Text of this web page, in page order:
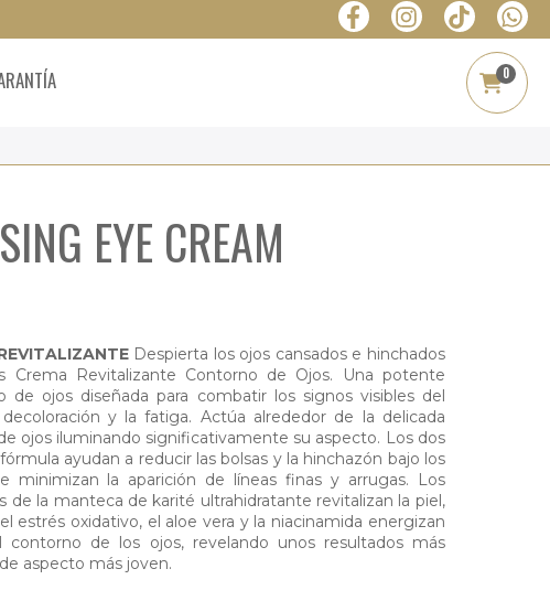
0
EYE CREAM
Despierta los ojos cansados e hinchados
Crema Revitalizante Contorno de Ojos. Una potente
de ojos diseñada para combatir los signos visibles del
y la fatiga. Actúa alrededor de la delicada
ojos iluminando significativamente su aspecto. Los dos
ayudan a reducir las bolsas y la hinchazón bajo los
minimizan la aparición de líneas finas y arrugas. Los
de la manteca de karité ultrahidratante revitalizan la piel,
estrés oxidativo, el aloe vera y la niacinamida energizan
contorno de los ojos, revelando unos resultados más
aspecto más joven.